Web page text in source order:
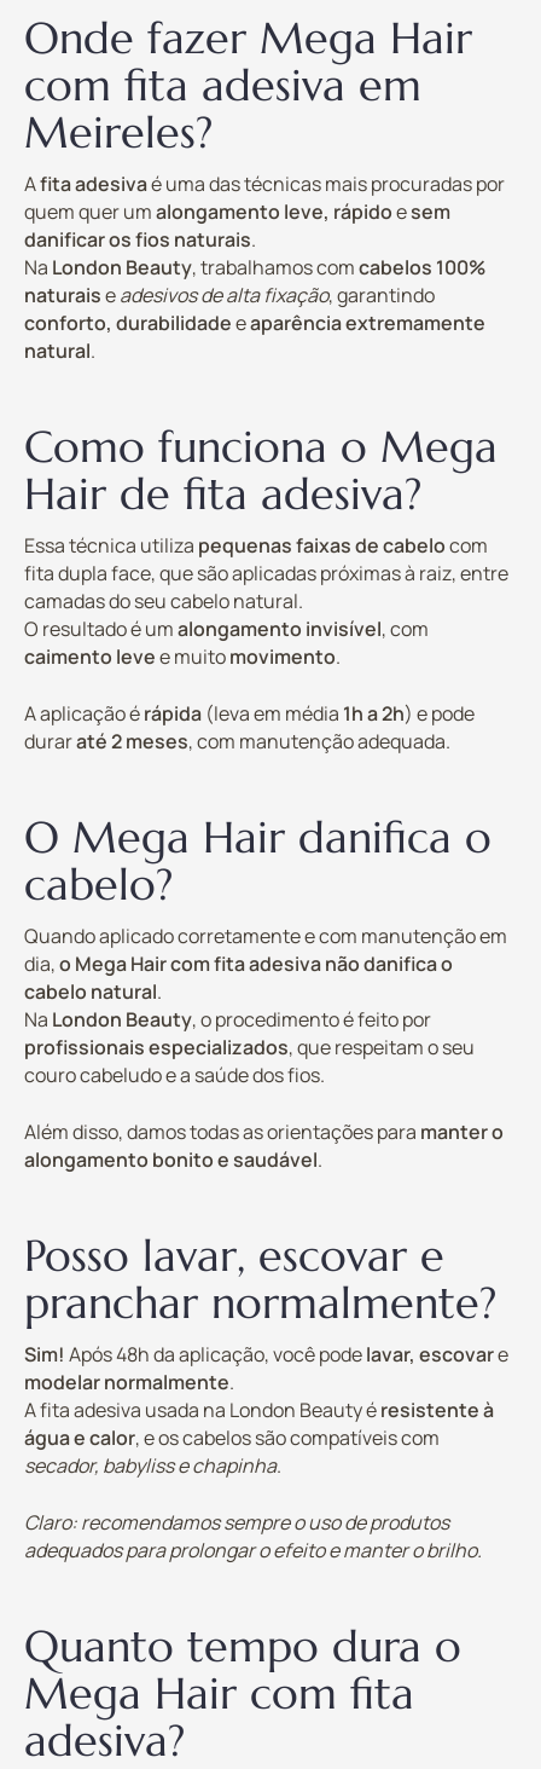
Onde fazer Mega Hair
com fita adesiva em
Meireles?
Afita adesivaé uma das técnicas mais procuradas por
quem quer umalongamento leve, rápidoesem
danificar os fios naturais.
Na London Beauty, trabalhamos comcabelos 100%
naturaiseadesivos de alta fixação, garantindo
conforto, durabilidadeeaparência extremamente
natural.
Como funciona o Mega
Hair de fita adesiva?
Essa técnica utiliza pequenas faixas de cabelocom
fita dupla face, que são aplicadas próximas à raiz, entre
camadas do seu cabelo natural.
O resultado é umalongamento invisível, com
caimento levee muitomovimento.
A aplicação érápida (leva em média 1h a 2h) e pode
duraraté 2 meses, com manutenção adequada.
O Mega Hair danifica o
cabelo?
Quando aplicado corretamente e com manutenção em
dia,o Mega Hair com fita adesiva não danifica o
cabelo natural.
Na London Beauty, o procedimento é feito por
profissionais especializados, que respeitam o seu
couro cabeludo e a saúde dos fios.
Além disso, damos todas as orientações para manter o
alongamento bonito e saudável.
Posso lavar, escovar e
pranchar normalmente?
Sim! Após 48h da aplicação, você podelavar, escovare
modelar normalmente.
A fita adesiva usada na London Beauty éresistente à
água e calor, e os cabelos são compatíveis com
secador, babyliss e chapinha.
Claro: recomendamos sempre o uso de produtos
adequados para prolongar o efeito e manter o brilho.
Quanto tempo dura o
Mega Hair com fita
adesiva?